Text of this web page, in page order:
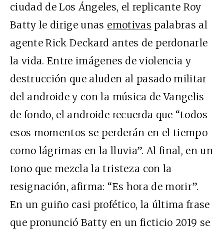
ciudad de Los Ángeles, el replicante Roy
Batty le dirige unas emotivas palabras al
agente Rick Deckard antes de perdonarle
la vida. Entre imágenes de violencia y
destrucción que aluden al pasado militar
del androide y con la música de Vangelis
de fondo, el androide recuerda que “todos
esos momentos se perderán en el tiempo
como lágrimas en la lluvia”. Al final, en un
tono que mezcla la tristeza con la
resignación, afirma: “Es hora de morir”.
En un guiño casi profético, la última frase
que pronunció Batty en un ficticio 2019 se